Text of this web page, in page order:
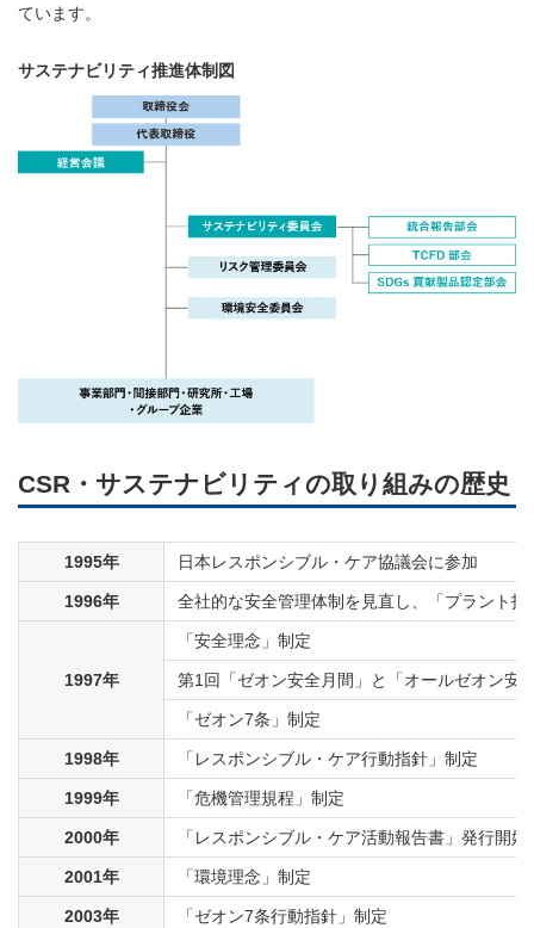
ています。
サステナビリティ推進体制図
CSR・サステナビリティの取り組みの歴史
1995年 日本レスポンシブル・ケア協議会に参加
1996年 全社的な安全管理体制を見直し、「プラント技
1997年
「安全理念」制定
第1回「ゼオン安全月間」と「オールゼオン安
「ゼオン7条」制定
1998年 「レスポンシブル・ケア行動指針」制定
1999年 「危機管理規程」制定
2000年 「レスポンシブル・ケア活動報告書」発行開
2001年 「環境理念」制定
2003年 「ゼオン7条行動指針」制定